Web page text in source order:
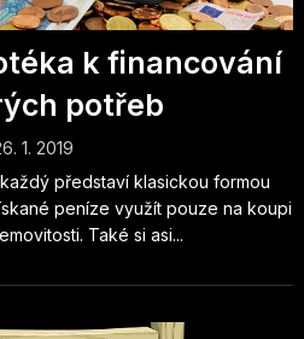
k financování
potřeb
1. 2019
představí klasickou formou
peníze využít pouze na koupi
Také si asi...